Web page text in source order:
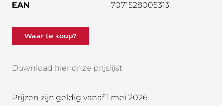
EAN
7071528005313
Waar te koop?
Download hier onze prijslijst
Prijzen zijn geldig vanaf 1 mei 2026